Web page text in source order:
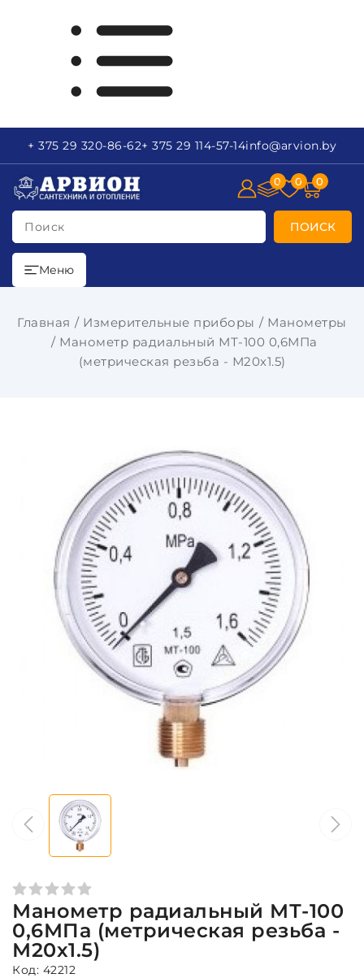
+ 375 29 320-86-62+ 375 29 114-57-14info@arvion.by
Поиск ПОИСК
0 0 0
Меню
Главная Измерительные приборы
Манометры
Манометр радиальный МТ-100 0,6МПа
(метрическая резьба - М20х1.5)
Манометр радиальный МТ-100
0,6МПа (метрическая резьба -
М20х1.5)
Код: 42212